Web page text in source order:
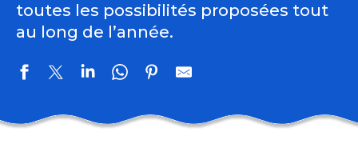
toutes les possibilités proposées tout
au long de l’année.